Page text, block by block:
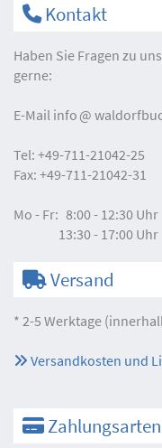
Kontakt
Haben Sie Fragen zu
gerne:
E-Mail info
Tel: +49-711-21042-25
Fax: +49-711-21042-31
Mo - Fr: 8:00 - 12:30 Uhr
13:30 - 17:00 Uhr
Versand
* 2-5 Werktage
Versandkosten und
Zahlungsarten